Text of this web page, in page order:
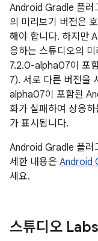
Android Gradle 플러
의 미리보기 버전은
해야 합니다. 하지만
응하는 스튜디오의
7.2.0-alpha07이 포
7). 서로 다른 버전을
alpha07이 포함된
화가 실패하여 상응
가 표시됩니다.
Android Gradle 플러
세한 내용은 Android
세요.
스튜디오 Labs